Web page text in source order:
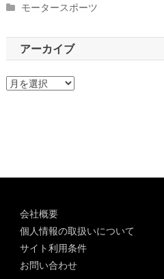
モータースポーツ
アーカイブ
ア
会社概要
個人情報の取扱いについて
サイト利用条件
お問い合わせ